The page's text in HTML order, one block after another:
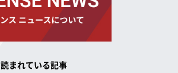
読まれている記事